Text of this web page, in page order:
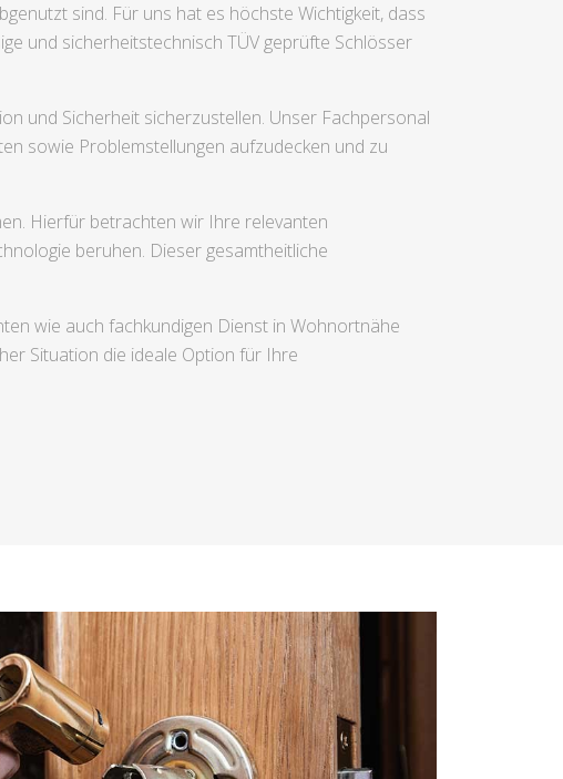
sind. Für uns hat es höchste Wichtigkeit, dass
und sicherheitstechnisch TÜV geprüfte Schlösser
und Sicherheit sicherzustellen. Unser Fachpersonal
sowie Problemstellungen aufzudecken und zu
Hierfür betrachten wir Ihre relevanten
beruhen. Dieser gesamtheitliche
wie auch fachkundigen Dienst in Wohnortnähe
Situation die ideale Option für Ihre